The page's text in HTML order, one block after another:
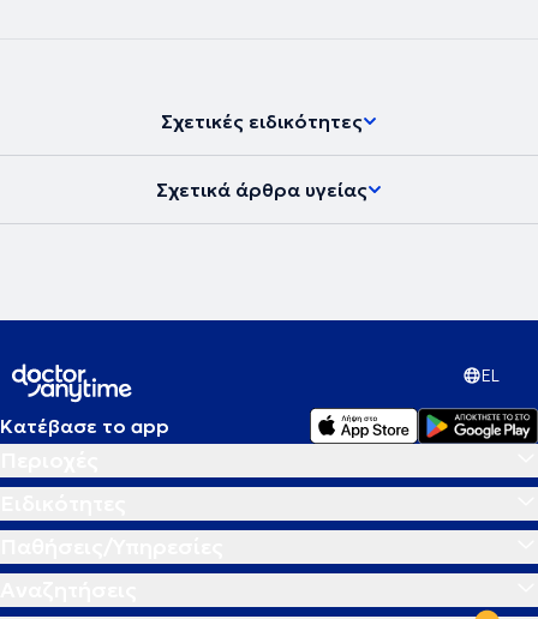
Σχετικές ειδικότητες
Σχετικά άρθρα υγείας
EL
Κατέβασε το app